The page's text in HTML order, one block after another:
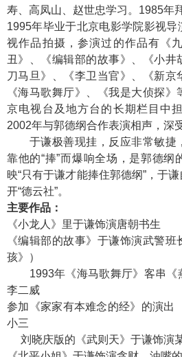
寿、高凤山、赵世忠学习。1985
1995年毕业于北京电影学院影视
视作品拍摄，参演过的作品有《
丑》、《编辑部的故事》、《小井
刀马旦》、《李卫当官》、《新京
《海马歌舞厅》、《我是大侦探
京电视台及地方台的长期栏目中
2002年与郭德纲合作表演相声，深
于谦极善现挂，反应非常敏捷
靠他的“捧”而爆响全场，是郭德纲
映“只有于谦才能捧住郭德纲”，于
开“德云社”。
主要作品：
《小龙人》里于谦饰演唐朝书生
《编辑部的故事》于谦饰演武警
孩》）
1993年《海马歌舞厅》客串《
李二威
参加《家家有本难念的经》的演出
小三
刘晓庆版的《武则天》于谦饰演